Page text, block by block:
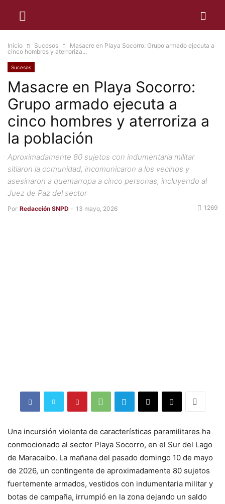
Inicio Sucesos
Masacre en Playa Socorro: Grupo armado ejecuta a
cinco hombres y aterroriza...
Sucesos
Masacre en Playa Socorro:
Grupo armado ejecuta a
cinco hombres y aterroriza a
la población
Aproximadamente 80 sujetos con indumentaria militar
sitiaron la comunidad, incomunicaron a los vecinos y
asesinaron a quemarropa a cinco personas, incluyendo al
Juez de Paz del sector
Por Redacción SNPD - 13 mayo, 2026 1269
Una incursión violenta de características paramilitares ha
conmocionado al sector Playa Socorro, en el Sur del Lago
de Maracaibo. La mañana del pasado domingo 10 de mayo
de 2026, un contingente de aproximadamente 80 sujetos
fuertemente armados, vestidos con indumentaria militar y
botas de campaña, irrumpió en la zona dejando un saldo